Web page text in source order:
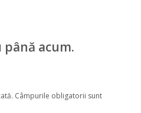
acum.
Câmpurile obligatorii sunt